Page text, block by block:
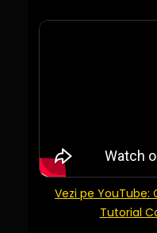
Vezi pe YouTube:
Tutorial